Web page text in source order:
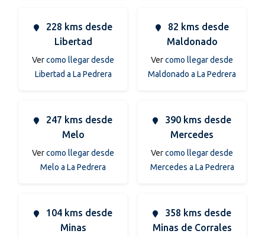
228 kms desde
Libertad
Vercomo llegar desde
Libertad a La Pedrera
82 kms desde
Maldonado
Vercomo llegar desde
Maldonado a La Pedrera
247 kms desde
Melo
Vercomo llegar desde
Melo a La Pedrera
390 kms desde
Mercedes
Vercomo llegar desde
Mercedes a La Pedrera
104 kms desde
Minas
358 kms desde
Minas de Corrales